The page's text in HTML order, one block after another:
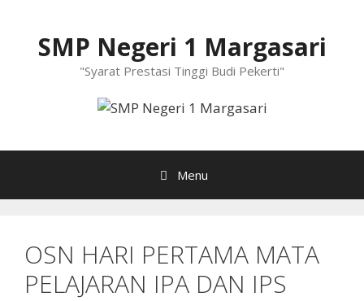
SMP Negeri 1 Margasari
"Syarat Prestasi Tinggi Budi Pekerti"
Menu
OSN HARI PERTAMA MATA
PELAJARAN IPA DAN IPS